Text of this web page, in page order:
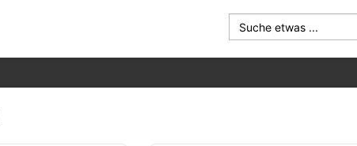
Suche etwas ...